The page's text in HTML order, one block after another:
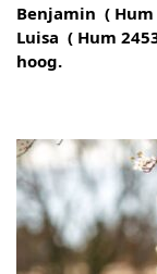
Benjamin ( Hum
Luisa ( Hum
hoog.